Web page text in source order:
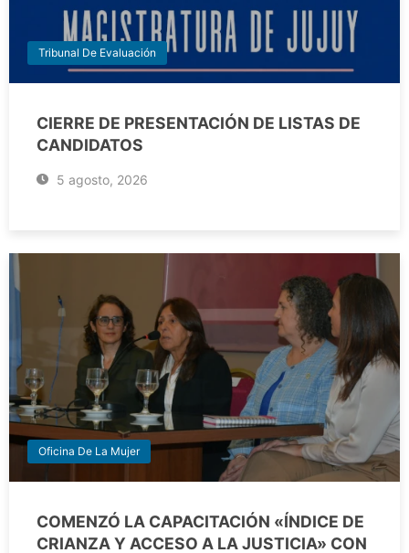
Tribunal De Evaluación
CIERRE DE PRESENTACIÓN DE LISTAS DE
CANDIDATOS
5 agosto, 2026
Oficina De La Mujer
COMENZÓ LA CAPACITACIÓN «ÍNDICE DE
CRIANZA Y ACCESO A LA JUSTICIA» CON